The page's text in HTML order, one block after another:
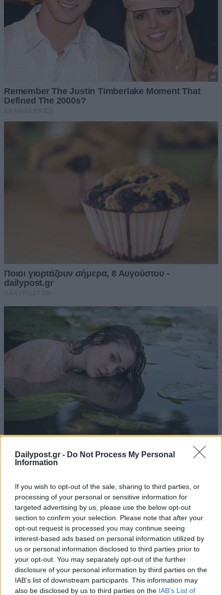
Dailypost.gr - Do Not Process My Personal
Information
If you wish to opt-out of the sale, sharing to third parties, or
processing of your personal or sensitive information for
targeted advertising by us, please use the below opt-out
section to confirm your selection. Please note that after your
opt-out request is processed you may continue seeing
interest-based ads based on personal information utilized by
us or personal information disclosed to third parties prior to
your opt-out. You may separately opt-out of the further
disclosure of your personal information by third parties on the
IAB’s list of downstream participants. This information may
also be disclosed by us to third parties on the IAB’s List of